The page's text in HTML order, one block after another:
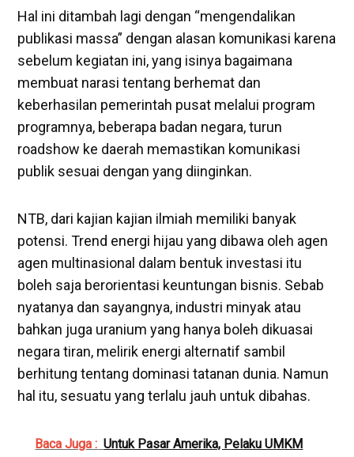
Hal ini ditambah lagi dengan “mengendalikan
publikasi massa” dengan alasan komunikasi karena
sebelum kegiatan ini, yang isinya bagaimana
membuat narasi tentang berhemat dan
keberhasilan pemerintah pusat melalui program
programnya, beberapa badan negara, turun
roadshow ke daerah memastikan komunikasi
publik sesuai dengan yang diinginkan.
NTB, dari kajian kajian ilmiah memiliki banyak
potensi. Trend energi hijau yang dibawa oleh agen
agen multinasional dalam bentuk investasi itu
boleh saja berorientasi keuntungan bisnis. Sebab
nyatanya dan sayangnya, industri minyak atau
bahkan juga uranium yang hanya boleh dikuasai
negara tiran, melirik energi alternatif sambil
berhitung tentang dominasi tatanan dunia. Namun
hal itu, sesuatu yang terlalu jauh untuk dibahas.
Baca Juga : Untuk Pasar Amerika, Pelaku UMKM